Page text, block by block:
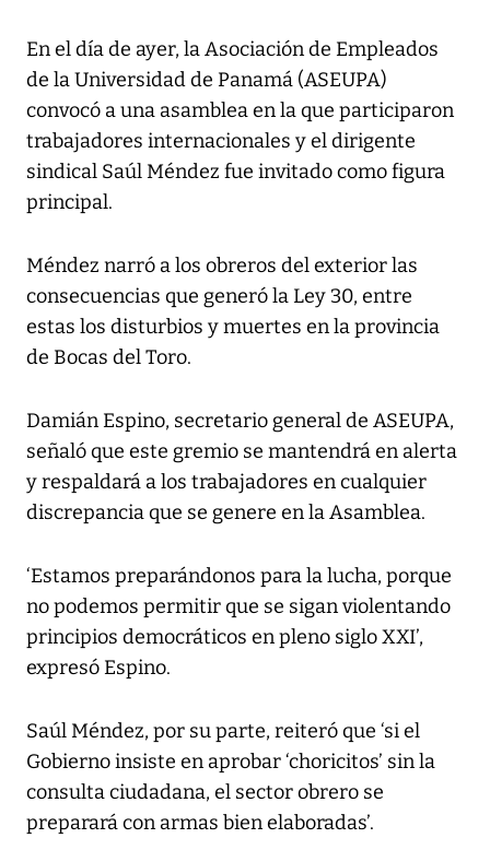
En el día de ayer, la Asociación de Empleados
de la Universidad de Panamá (ASEUPA)
convocó a una asamblea en la que participaron
trabajadores internacionales y el dirigente
sindical Saúl Méndez fue invitado como figura
principal.
Méndez narró a los obreros del exterior las
consecuencias que generó la Ley 30, entre
estas los disturbios y muertes en la provincia
de Bocas del Toro.
Damián Espino, secretario general de ASEUPA,
señaló que este gremio se mantendrá en alerta
y respaldará a los trabajadores en cualquier
discrepancia que se genere en la Asamblea.
‘Estamos preparándonos para la lucha, porque
no podemos permitir que se sigan violentando
principios democráticos en pleno siglo XXI’,
expresó Espino.
Saúl Méndez, por su parte, reiteró que ‘si el
Gobierno insiste en aprobar ‘choricitos’ sin la
consulta ciudadana, el sector obrero se
preparará con armas bien elaboradas’.